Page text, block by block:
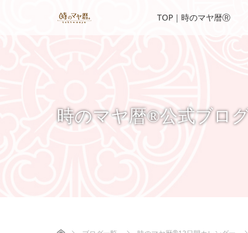
TOP｜時のマヤ暦Ⓡ
時のマヤ暦®公式ブロ